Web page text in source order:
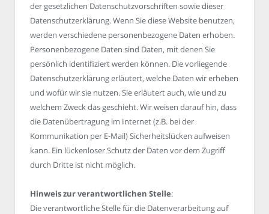
der gesetzlichen Datenschutzvorschriften sowie dieser
Datenschutzerklärung. Wenn Sie diese Website benutzen,
werden verschiedene personenbezogene Daten erhoben.
Personenbezogene Daten sind Daten, mit denen Sie
persönlich identifiziert werden können. Die vorliegende
Datenschutzerklärung erläutert, welche Daten wir erheben
und wofür wir sie nutzen. Sie erläutert auch, wie und zu
welchem Zweck das geschieht. Wir weisen darauf hin, dass
die Datenübertragung im Internet (z.B. bei der
Kommunikation per E-Mail) Sicherheitslücken aufweisen
kann. Ein lückenloser Schutz der Daten vor dem Zugriff
durch Dritte ist nicht möglich.
Hinweis zur verantwortlichen Stelle:
Die verantwortliche Stelle für die Datenverarbeitung auf